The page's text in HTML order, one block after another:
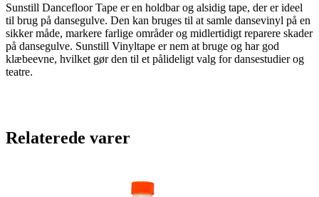
Sunstill Dancefloor Tape er en holdbar og alsidig tape, der er ideel
til brug på dansegulve. Den kan bruges til at samle dansevinyl på en
sikker måde, markere farlige områder og midlertidigt reparere skader
på dansegulve. Sunstill Vinyltape er nem at bruge og har god
klæbeevne, hvilket gør den til et pålideligt valg for dansestudier og
teatre.
Relaterede varer